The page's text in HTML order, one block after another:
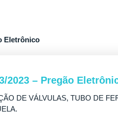
Eletrônico
2023 – Pregão
DE VÁLVULAS, TUBO DE